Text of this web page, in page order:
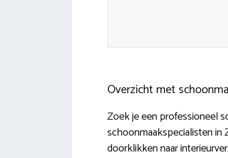
Overzicht met
Zoek je een professioneel
schoonmaakspecialisten in
doorklikken naar